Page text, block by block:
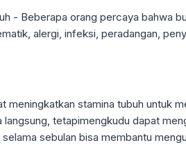
stamina tubuh untuk
tetapimengkudu dapat
sebulan bisa membantu